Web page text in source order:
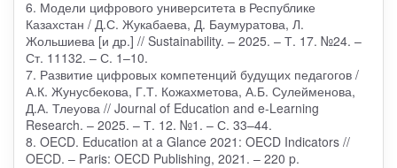
6. Модели цифрового университета в Республике
Казахстан / Д.С. Жукабаева, Д. Баумуратова, Л.
Жольшиева [и др.] // Sustainability. – 2025. – Т. 17. №24. –
Ст. 11132. – С. 1–10.
7. Развитие цифровых компетенций будущих педагогов /
А.К. Жунусбекова, Г.Т. Кожахметова, А.Б. Сулейменова,
Д.А. Тлеуова // Journal of Education and e-Learning
Research. – 2025. – Т. 12. №1. – С. 33–44.
8. OECD. Education at a Glance 2021: OECD Indicators //
OECD. – Paris: OECD Publishing, 2021. – 220 p.